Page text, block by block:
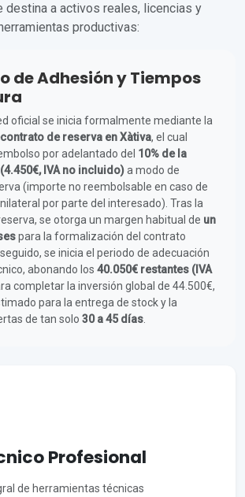
destina a activos reales, licencias y
productivas:
de Adhesión y Tiempos
oficial se inicia formalmente mediante la
de reserva en Xàtiva, el cual
por adelantado del 10% de la
IVA no incluido)a modo de
(importe no reembolsable en caso de
por parte del interesado). Tras la
se otorga un margen habitual de un
para la formalización del contrato
se inicia el periodo de adecuación
abonando los 40.050€ restantes (IVA
completar la inversión global de 44.500€,
para la entrega de stock y la
de tan solo 30 a 45 días
Profesional
de herramientas técnicas